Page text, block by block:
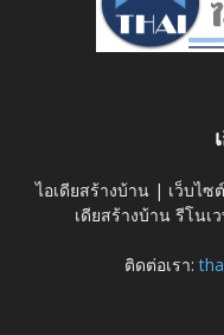
ไอเดียสร้างบ้าน | เว็บไ
เดียสร้างบ้าน รีโน
ติดต่อเรา: